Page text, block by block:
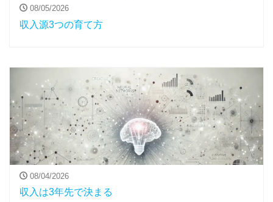
08/05/2026
収入源3つの育て方
08/04/2026
収入は3年先で決まる